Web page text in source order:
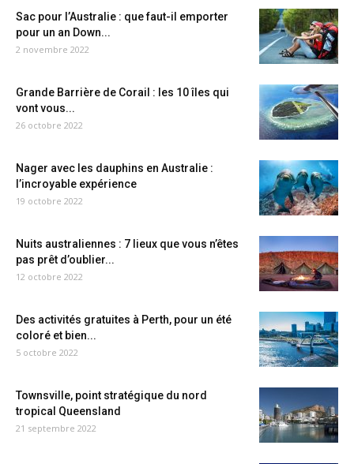
Sac pour l’Australie : que faut-il emporter
pour un an Down...
2 novembre 2022
Grande Barrière de Corail : les 10 îles qui
vont vous...
26 octobre 2022
Nager avec les dauphins en Australie :
l’incroyable expérience
19 octobre 2022
Nuits australiennes : 7 lieux que vous n’êtes
pas prêt d’oublier...
12 octobre 2022
Des activités gratuites à Perth, pour un été
coloré et bien...
5 octobre 2022
Townsville, point stratégique du nord
tropical Queensland
21 septembre 2022